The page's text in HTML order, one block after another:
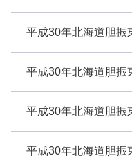
平成30年北海道胆振
平成30年北海道胆振
平成30年北海道胆振
平成30年北海道胆振